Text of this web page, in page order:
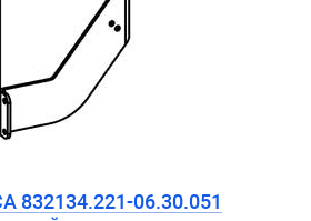
832134.221-06.30.051